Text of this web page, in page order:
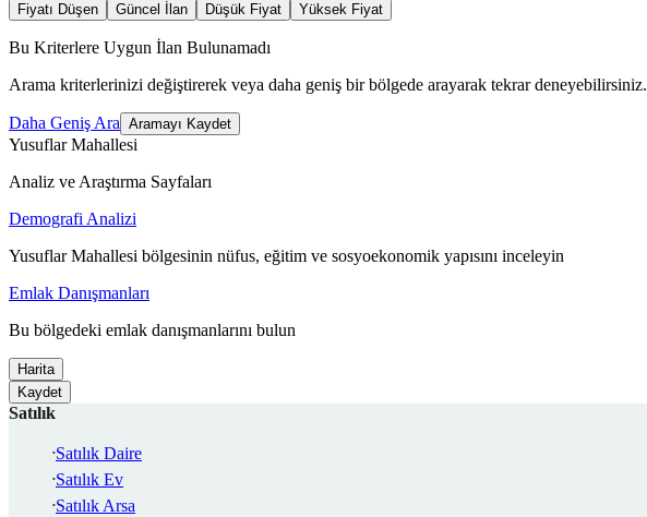
Fiyatı Düşen Güncel İlan Düşük Fiyat Yüksek Fiyat
Bu Kriterlere Uygun İlan Bulunamadı
Arama kriterlerinizi değiştirerek veya daha geniş bir bölgede arayarak tekrar deneyebilirsiniz.
Daha Geniş Ara Aramayı Kaydet
Yusuflar Mahallesi
Analiz ve Araştırma Sayfaları
Demografi Analizi
Yusuflar Mahallesi bölgesinin nüfus, eğitim ve sosyoekonomik yapısını inceleyin
Emlak Danışmanları
Bu bölgedeki emlak danışmanlarını bulun
Harita
Kaydet
Satılık
Satılık Daire
Satılık Ev
Satılık Arsa